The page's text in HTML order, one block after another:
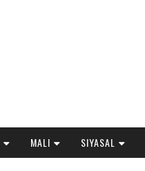
MALI SIYASAL